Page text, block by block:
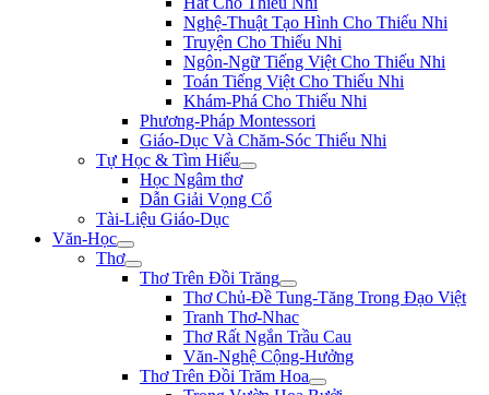
Nghệ-Thuật Tạo Hình Cho Thiếu Nhi
Truyện Cho Thiếu Nhi
Ngôn-Ngữ Tiếng Việt Cho Thiếu Nhi
Toán Tiếng Việt Cho Thiếu Nhi
Khám-Phá Cho Thiếu Nhi
Phương-Pháp Montessori
Giáo-Dục Và Chăm-Sóc Thiếu Nhi
Tự Học & Tìm Hiểu
Học Ngâm thơ
Dẫn Giải Vọng Cổ
Tài-Liệu Giáo-Dục
Văn-Học
Thơ
Thơ Trên Đồi Trăng
Thơ Chủ-Đề Tung-Tăng Trong Đạo Việt
Tranh Thơ-Nhac
Thơ Rất Ngắn Trầu Cau
Văn-Nghệ Cộng-Hưởng
Thơ Trên Đồi Trăm Hoa